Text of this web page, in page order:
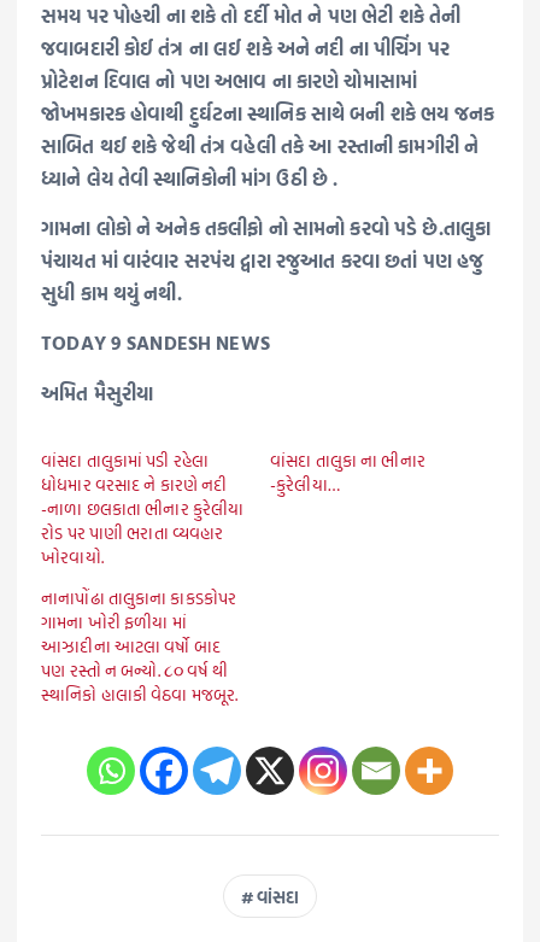
સમય પર પોહચી ના શકે તો દર્દી મોત ને પણ ભેટી શકે તેની
જવાબદારી કોઈ તંત્ર ના લઈ શકે અને નદી ના પીચિંગ પર
પ્રોટેશન દિવાલ નો પણ અભાવ ના કારણે ચોમાસામાં
જોખમકારક હોવાથી દુર્ઘટના સ્થાનિક સાથે બની શકે ભય જનક
સાબિત થઈ શકે જેથી તંત્ર વહેલી તકે આ રસ્તાની કામગીરી ને
ધ્યાને લેય તેવી સ્થાનિકોની માંગ ઉઠી છે .
ગામના લોકો ને અનેક તકલીફો નો સામનો કરવો પડે છે.તાલુકા
પંચાયત માં વારંવાર સરપંચ દ્વારા રજુઆત કરવા છતાં પણ હજુ
સુધી કામ થયું નથી.
TODAY 9 SANDESH NEWS
અમિત મૈસુરીયા
વાંસદા તાલુકામાં પડી રહેલા
ધોધમાર વરસાદ ને કારણે નદી
-નાળા છલકાતા ભીનાર કુરેલીયા
રોડ પર પાણી ભરાતા વ્યવહાર
ખોરવાયો.
વાંસદા તાલુકા ના ભીનાર
-કુરેલીયા…
નાનાપોંઢા તાલુકાના કાકડકોપર
ગામના ખોરી ફળીયા માં
આઝાદીના આટલા વર્ષો બાદ
પણ રસ્તો ન બન્યો. ૮૦‌ વર્ષ થી
સ્થાનિકો હાલાકી વેઠવા મજબૂર.
વાંસદા